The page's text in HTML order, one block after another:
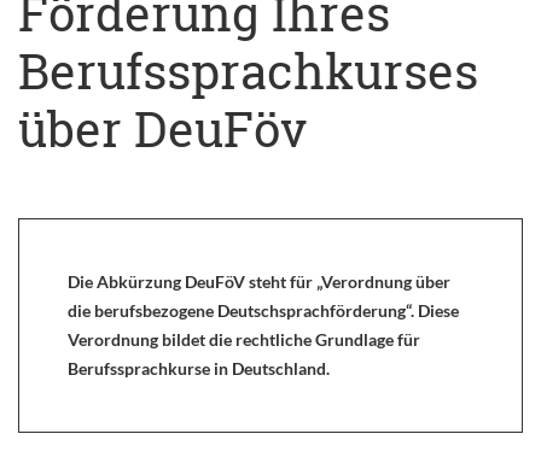
Förderung Ihres
Berufssprachkurses
über DeuFöv
Die Abkürzung DeuFöV steht für „Verordnung über
die berufsbezogene Deutschsprachförderung“. Diese
Verordnung bildet die rechtliche Grundlage für
Berufssprachkurse in Deutschland.